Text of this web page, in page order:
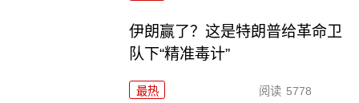
伊朗赢了？这是特朗普给革命卫
队下“精准毒计”
最热 阅读 5778